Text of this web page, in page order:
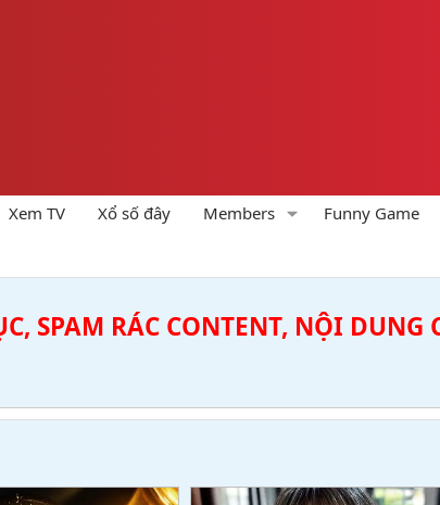
Xem TV Xổ số đây Members Funny Game
SPAM RÁC CONTENT, NỘI DUNG